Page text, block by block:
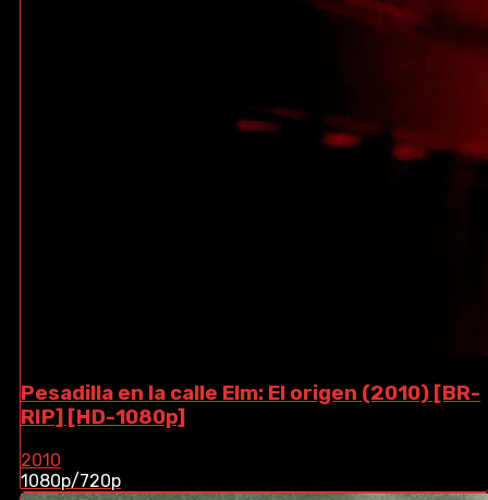
Pesadilla en la calle Elm: El origen (2010) [BR-
RIP] [HD-1080p]
2010
1080p/720p